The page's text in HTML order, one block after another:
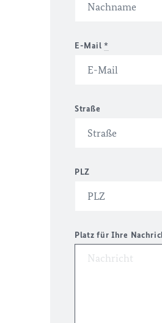
E-Mail *
Straße
PLZ
Platz für Ihre